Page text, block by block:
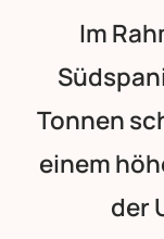
Im
Tonnen
einem
der